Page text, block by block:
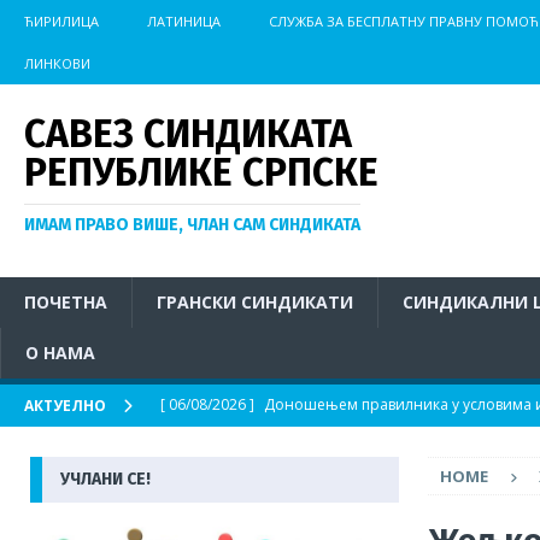
ЋИРИЛИЦА ЛАТИНИЦА СЛУЖБА ЗА БЕСПЛАТНУ ПРАВНУ ПОМОЋ
ЛИНКОВИ
САВЕЗ СИНДИКАТА
РЕПУБЛИКЕ СРПСКЕ
ИМАМ ПРАВО ВИШЕ, ЧЛАН САМ СИНДИКАТА
ПОЧЕТНА ГРАНСКИ СИНДИКАТИ СИНДИКАЛНИ
О НАМА
АКТУЕЛНО [ 06/08/2026 ] Доношењем правилника у условима
Иницијатива за хитно покретање
на отвореном у условима изразито високих
HOME
УЧЛАНИ СЕ!